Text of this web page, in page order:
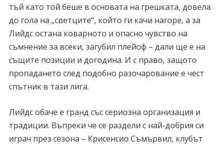
тъй като той беше в основата на грешката, довела
до гола на „светците“, който ги качи нагоре, а за
Лийдс остана коварното и опасно чувство на
съмнение за всеки, загубил плейоф – дали ще е на
същите позиции и догодина. И с право, защото
пропадането след подобно разочарование е чест
спътник в тази лига.
Лийдс обаче е гранд със сериозна организация и
традиции. Въпреки че се раздели с най-добрия си
играч през сезона – Крисенсио Съмървил, клубът